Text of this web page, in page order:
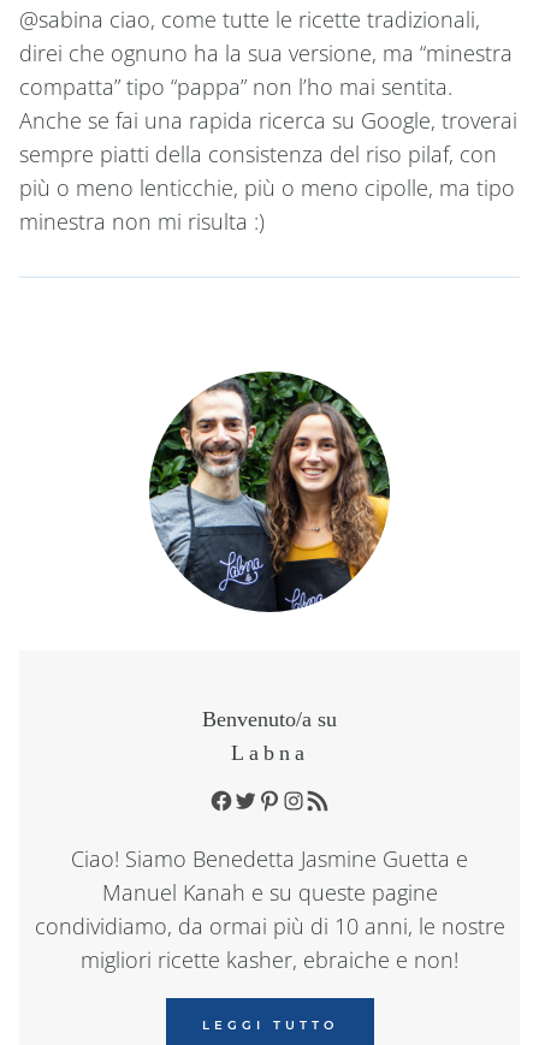
@sabina ciao, come tutte le ricette tradizionali,
direi che ognuno ha la sua versione, ma “minestra
compatta” tipo “pappa” non l’ho mai sentita.
Anche se fai una rapida ricerca su Google, troverai
sempre piatti della consistenza del riso pilaf, con
più o meno lenticchie, più o meno cipolle, ma tipo
minestra non mi risulta :)
Benvenuto/a su
Labna
Facebook
TwitterPinterest
Instagram
RSS Feed
Ciao! Siamo Benedetta Jasmine Guetta e
Manuel Kanah e su queste pagine
condividiamo, da ormai più di 10 anni, le nostre
migliori ricette kasher, ebraiche e non!
LEGGI TUTTO